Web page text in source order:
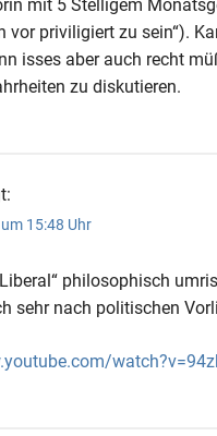
mit 5 Stelligem
vor priviligiert zu sein“).
isses aber auch recht
zu diskutieren.
15:48 Uhr
philosophisch
sehr nach politischen